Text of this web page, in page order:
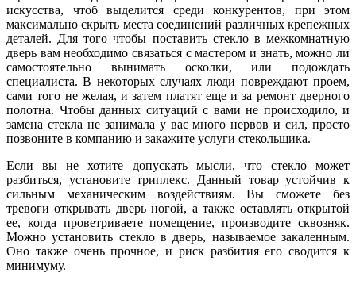
искусства, чтоб выделится среди конкурентов, при этом
максимально скрыть места соединений различных крепежных
деталей. Для того чтобы поставить стекло в межкомнатную
дверь вам необходимо связаться с мастером и знать, можно ли
самостоятельно вынимать осколки, или подождать
специалиста. В некоторых случаях люди повреждают проем,
сами того не желая, и затем платят еще и за ремонт дверного
полотна. Чтобы данных ситуаций с вами не происходило, и
замена стекла не занимала у вас много нервов и сил, просто
позвоните в компанию и закажите услуги стекольщика.
Если вы не хотите допускать мысли, что стекло может
разбиться, установите триплекс. Данный товар устойчив к
сильным механическим воздействиям. Вы сможете без
тревоги открывать дверь ногой, а также оставлять открытой
ее, когда проветриваете помещение, производите сквозняк.
Можно установить стекло в дверь, называемое закаленным.
Оно также очень прочное, и риск разбития его сводится к
минимуму.